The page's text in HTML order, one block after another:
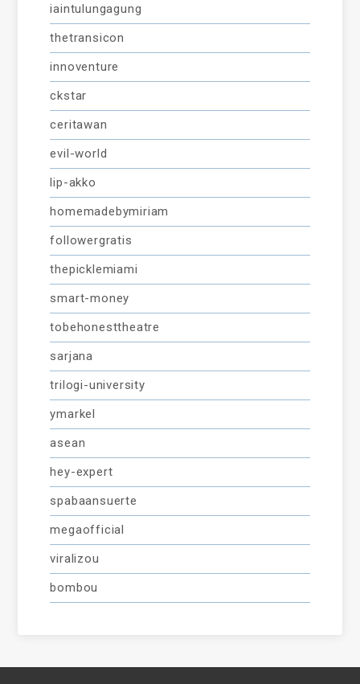
iaintulungagung
thetransicon
innoventure
ckstar
ceritawan
evil-world
lip-akko
homemadebymiriam
followergratis
thepicklemiami
smart-money
tobehonesttheatre
sarjana
trilogi-university
ymarkel
asean
hey-expert
spabaansuerte
megaofficial
viralizou
bombou